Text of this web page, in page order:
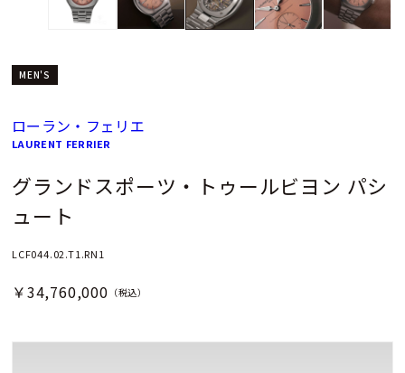
MEN'S
ローラン・フェリエ
LAURENT FERRIER
グランドスポーツ・トゥールビヨン パシ
ュート
LCF044.02.T1.RN1
￥34,760,000 （税込）